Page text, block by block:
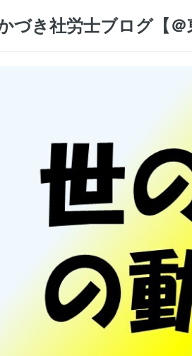
づき社労士ブログ【＠